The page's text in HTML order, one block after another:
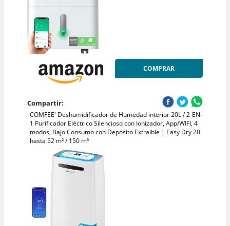
COMPRAR
Compartir:
COMFEE' Deshumidificador de Humedad interior 20L / 2-EN-
1 Purificador Eléctrico Silencioso con Ionizador, App/WIFI, 4
modos, Bajo Consumo con Depósito Extraible | Easy Dry 20
hasta 52 m² / 150 m³